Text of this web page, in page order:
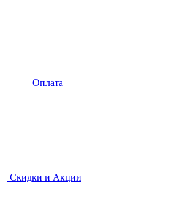
Оплата
Скидки и Акции